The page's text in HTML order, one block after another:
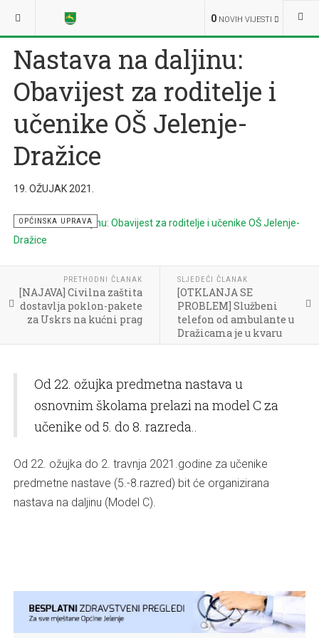
0 NOVIH VIJESTI
NALAZITE SE OVDJE: OPĆINSKA UPRAVA
Nastava na daljinu:
Obavijest za roditelje i
učenike OŠ Jelenje-
Dražice
19. OŽUJAK 2021.
OPĆINSKA UPRAVA
PRETHODNI ČLANAK
[NAJAVA] Civilna zaštita
dostavlja poklon-pakete
za Uskrs na kućni prag
SLJEDEĆI ČLANAK
[OTKLANJA SE
PROBLEM] Službeni
telefon od ambulante u
Dražicama je u kvaru
Od 22. ožujka predmetna nastava u
osnovnim školama prelazi na model C za
učenike od 5. do 8. razreda..
Od 22. ožujka do 2. travnja 2021.godine za učenike
predmetne nastave (5.-8.razred) bit će organizirana
nastava na daljinu (Model C).